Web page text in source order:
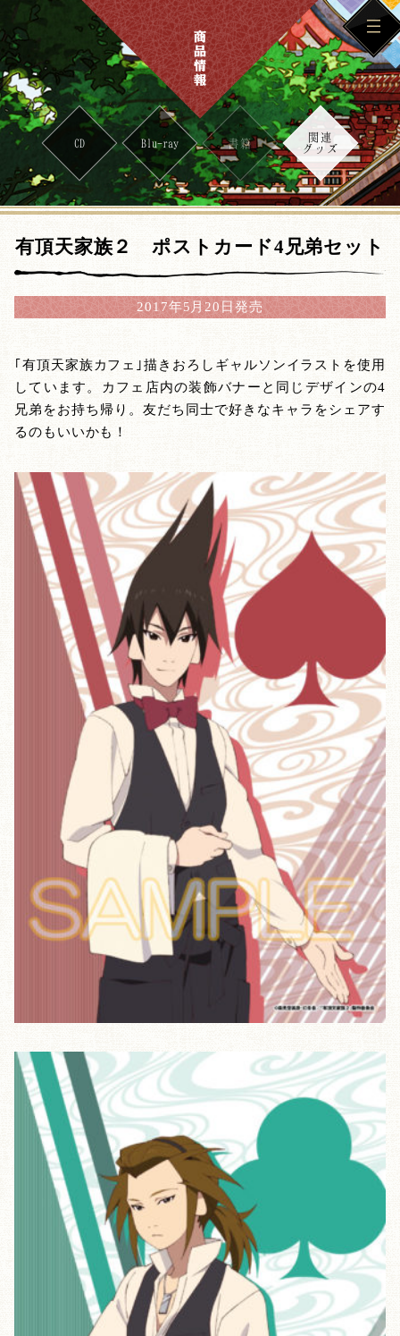
CD Blu-ray 書籍
関連
グッズ
有頂天家族２ ポストカード4兄弟セット
2017年5月20日発売
｢有頂天家族カフェ｣描きおろしギャルソンイラストを使用
しています。カフェ店内の装飾バナーと同じデザインの4
兄弟をお持ち帰り。友だち同士で好きなキャラをシェアす
るのもいいかも！